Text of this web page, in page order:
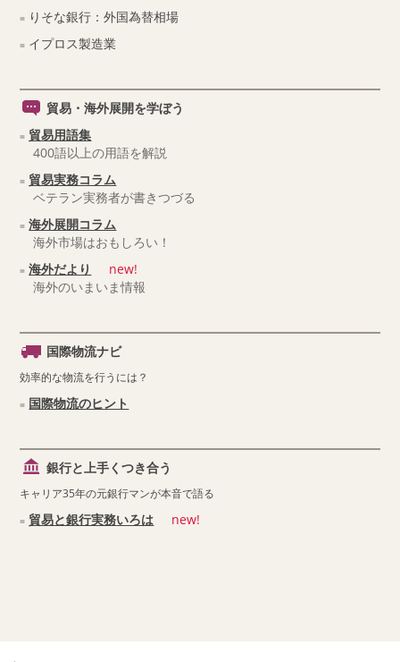
りそな銀行：外国為替相場
イプロス製造業
貿易・海外展開を学ぼう
貿易用語集
400語以上の用語を解説
貿易実務コラム
ベテラン実務者が書きつづる
海外展開コラム
海外市場はおもしろい！
海外だより
new!
海外のいまいま情報
国際物流ナビ
効率的な物流を行うには？
国際物流のヒント
銀行と上手くつき合う
キャリア35年の元銀行マンが本音で語る
貿易と銀行実務いろは new!